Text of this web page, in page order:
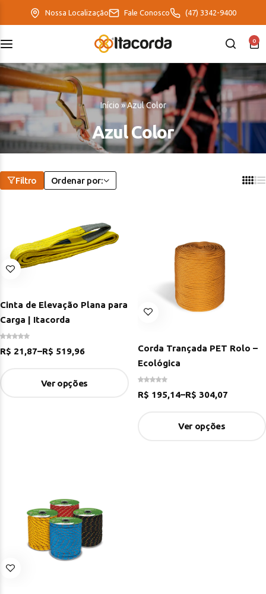
Nossa Localização Fale Conosco (47) 3342-9400
0
Início»Azul Color
Azul Color
Filtro Ordenar por:
Cinta de Elevação Plana para
Carga | Itacorda
R$ 21,87–R$ 519,96
Ver opções
Corda Trançada PET Rolo –
Ecológica
R$ 195,14–R$ 304,07
Ver opções
EcoFriendly
ItaMaxx